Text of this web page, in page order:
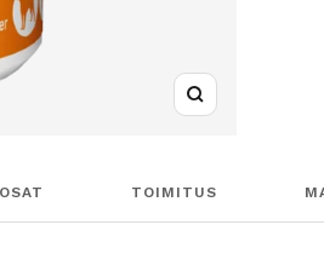
Suurenna
TOIMITUS